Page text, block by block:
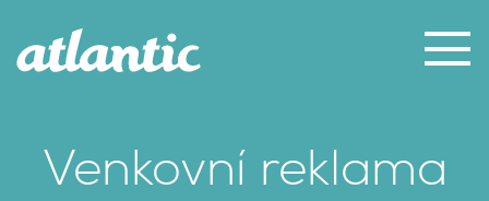
Venkovní reklama